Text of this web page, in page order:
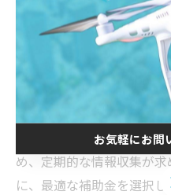
仙台でのドローン補助金
仙台市におけるドローン
公式ウェブサイトや地元の
れています。これらの情報
補助金制度や申請条件を
に、補助金の適用期間や
め、定期的な情報収集が
に、最適な補助金を選択
お気軽にお問
お気軽にお問